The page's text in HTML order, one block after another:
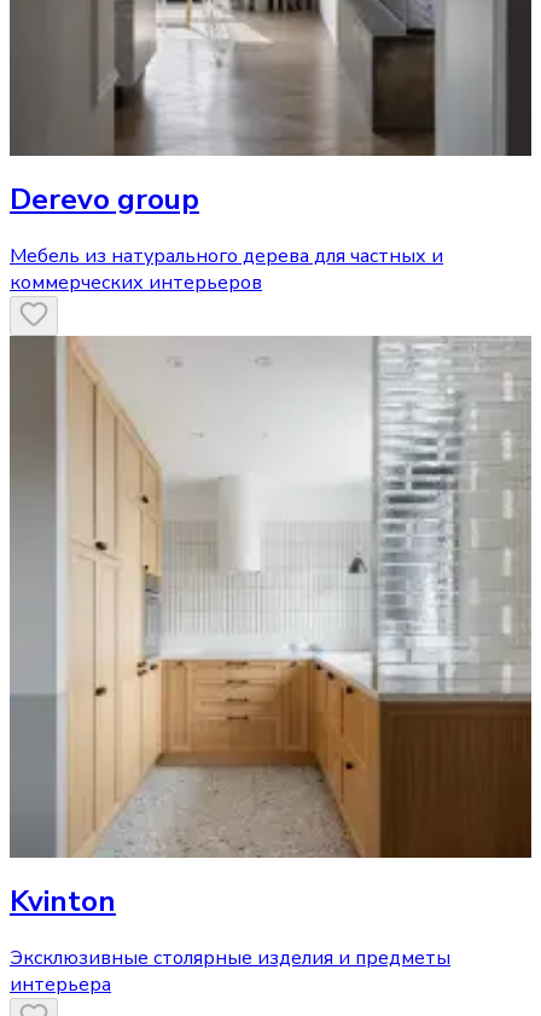
Derevo group
Мебель из натурального дерева для частных и
коммерческих интерьеров
Kvinton
Эксклюзивные столярные изделия и предметы
интерьера